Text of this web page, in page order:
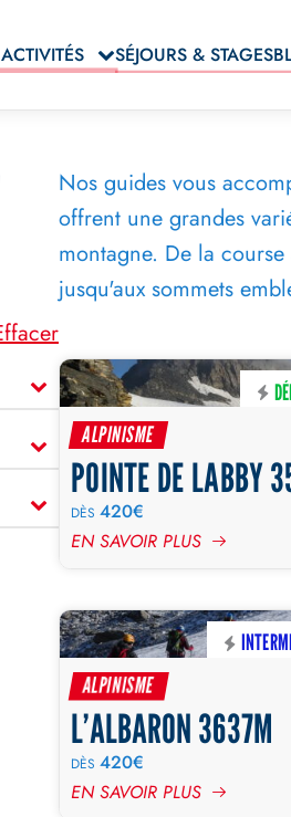
ACTIVITÉS SÉJOURS & STAGES
Nos guides vous
offrent une grandes
montagne. De la
jusqu'aux sommets
ALPINISME
POINTE DE LABBY
DÈS420€
EN SAVOIR PLUS
ALPINISME
L’ALBARON 3637M
DÈS420€
EN SAVOIR PLUS